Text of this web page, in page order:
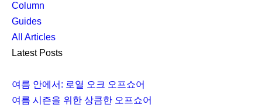
Column
Guides
All Articles
Latest Posts
여름 안에서: 로열 오크 오프쇼어
여름 시즌을 위한 상큼한 오프쇼어